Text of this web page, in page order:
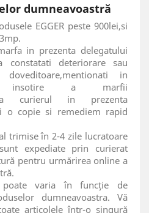
dumneavoastră
EGGER peste 900lei,si
in prezenta delegatului
constatati deteriorare sau
in
insotire a marfii
curierul in prezenta
o copie si remediem rapid
trimise în 2-4 zile lucratoare
expediate prin curierat
pentru urmărirea online a
poate varia în funcție de
dumneavoastra. Vă
articolele într-o singură